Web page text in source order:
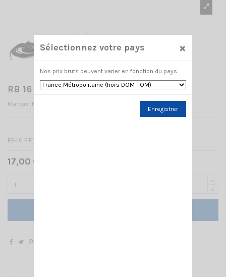
RB 16 NAGOYA PIED MAG SMA-FEMELLE
Marque: NAGOYA
RB-16 PIED MAG SMA-FEMELLE
17,00 € TTC
Sélectionnez votre pays ×
Nos prix bruts peuvent varier en fonction du pays.
Enregistrer